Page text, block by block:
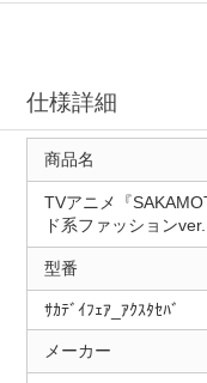
仕様詳細
商品名
TVアニメ『
ド系ファッション
型番
ｻｶﾃﾞｲﾌｪｱ_ｱｸｽﾀｾﾊﾞ
メーカー